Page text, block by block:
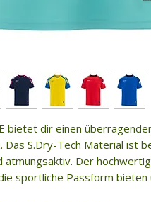
bietet dir einen
Das S.Dry-Tech Material ist
atmungsaktiv. Der
sportliche Passform bieten